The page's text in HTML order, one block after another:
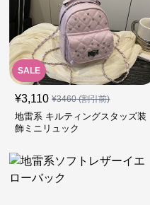
SALE
¥3,110 ¥3460(割引前)
地雷系 キルティングスタッズ装
飾ミニリュック